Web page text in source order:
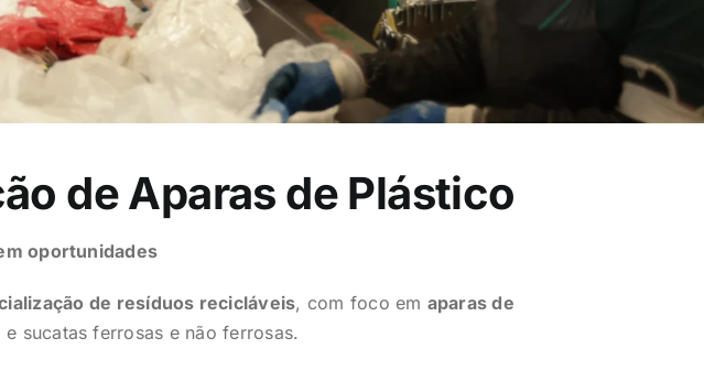
de Aparas de Plástico
oportunidades
de resíduos recicláveis, com foco em aparas de
sucatas ferrosas e não ferrosas.